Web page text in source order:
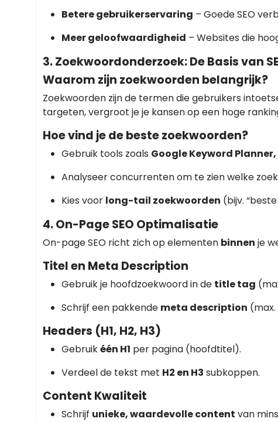
Betere gebruikerservaring – Goede SEO
Meer geloofwaardigheid – Websites die
3. Zoekwoordonderzoek: De Basis van
Waarom zijn zoekwoorden belangrijk?
Zoekwoorden zijn de termen die gebruikers
targeten, vergroot je je kansen op een hoge
Hoe vind je de beste zoekwoorden?
Gebruik tools zoals Google Keyword
Analyseer concurrenten om te zien welke
Kies voor long-tail zoekwoorden (bijv.
4. On-Page SEO Optimalisatie
On-page SEO richt zich op elementen binnen je
Titel en Meta Description
Gebruik je hoofdzoekwoord in de title tag
Schrijf een pakkende meta description (max.
Headers (H1, H2, H3)
Gebruikéén H1 per pagina (hoofdtitel).
Verdeel de tekst met H2 en H3 subkoppen.
Content Kwaliteit
Schrijf unieke, waardevolle content van